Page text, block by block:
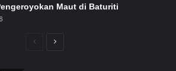
Maut di Baturiti
PreviousNext